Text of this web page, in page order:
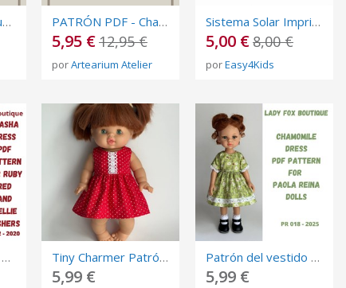
PATRÓN PDF - Blusa Amatista Ruffle - Multitalla - Nivel avanzado PATRÓN PDF - Chaqueta Entallada - Multitalla - Nivel avanzado
5,95 €12,95 €
porArtearium Atelier
Sistema Solar Imprimible y Recortable | Maqueta Educativa Infantil | Easy4Kids
5,00 €8,00 €
porEasy4Kids
Patrón de vestido Glasha para muñecas Ruby Red fashion Friends Tiny Charmer Patrón vestido sin mangas para muñecas Minikane
5,99 €
Patrón del vestido Chamomile Dress para muñecas Paola Reina Las Amigas.
5,99 €